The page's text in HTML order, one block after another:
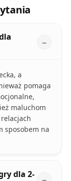
a
pomaga
maluchom
sposobem na
dla 2-